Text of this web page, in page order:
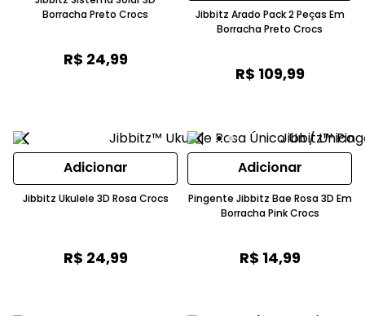
Borracha Preto Crocs
R$ 24,99
Jibbitz Arado Pack 2 Peças Em
Borracha Preto Crocs
R$ 109,99
Adicionar
Jibbitz Ukulele 3D Rosa Crocs
R$ 24,99
Adicionar
Pingente Jibbitz Bae Rosa 3D Em
Borracha Pink Crocs
R$ 14,99